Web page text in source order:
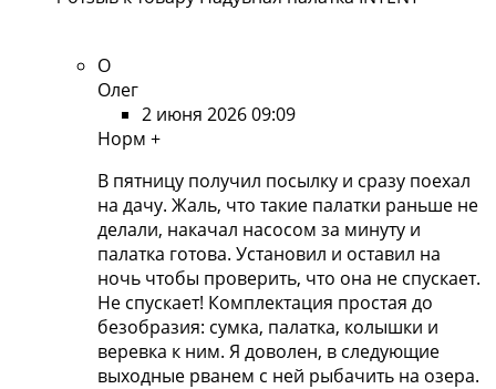
О
Олег
2 июня 2026 09:09
Норм +
В пятницу получил посылку и сразу поехал
на дачу. Жаль, что такие палатки раньше не
делали, накачал насосом за минуту и
палатка готова. Установил и оставил на
ночь чтобы проверить, что она не спускает.
Не спускает! Комплектация простая до
безобразия: сумка, палатка, колышки и
веревка к ним. Я доволен, в следующие
выходные рванем с ней рыбачить на озера.